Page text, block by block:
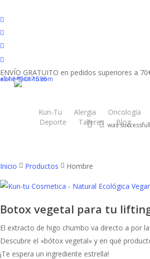
to
main
content
facebook
youtube
instagram
tiktok
ENVÍO GRATUITO en pedidos superiores a
+34 640 017 596
aloha@kun-tu.com
Kun-Tu Alergia Oncología
Deporte
Talleres Blog
searchaccount
was
Hombre
Inicio Productos Hombre
Botox vegetal para tu
El extracto de higo chumbo va directo a por
Descubre el «bótox vegetal» y en qué
¡Te espera un ingrediente estrella!